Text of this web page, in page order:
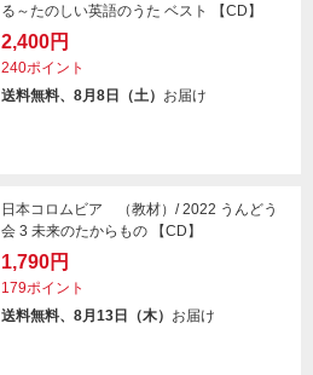
る～たのしい英語のうた ベスト 【CD】
2,400円
240ポイント
送料無料、8月8日（土） お届け
日本コロムビア （教材）/ 2022 うんどう
会 3 未来のたからもの 【CD】
1,790円
179ポイント
送料無料、8月13日（木） お届け